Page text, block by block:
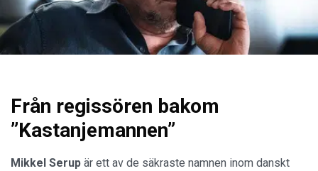
Från regissören bakom
”Kastanjemannen”
Mikkel Serup är ett av de säkraste namnen inom danskt